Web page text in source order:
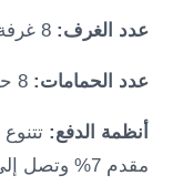
عدد الغرف:8 غرفة.
عدد الحمامات: 8 حمام.
أنظمة الدفع: